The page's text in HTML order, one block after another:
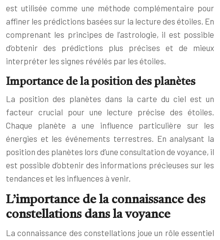
est utilisée comme une méthode complémentaire pour
affiner les prédictions basées sur la lecture des étoiles. En
comprenant les principes de l’astrologie, il est possible
d’obtenir des prédictions plus précises et de mieux
interpréter les signes révélés par les étoiles.
Importance de la position des planètes
La position des planètes dans la carte du ciel est un
facteur crucial pour une lecture précise des étoiles.
Chaque planète a une influence particulière sur les
énergies et les événements terrestres. En analysant la
position des planètes lors d’une consultation de voyance, il
est possible d’obtenir des informations précieuses sur les
tendances et les influences à venir.
L’importance de la connaissance des
constellations dans la voyance
La connaissance des constellations joue un rôle essentiel